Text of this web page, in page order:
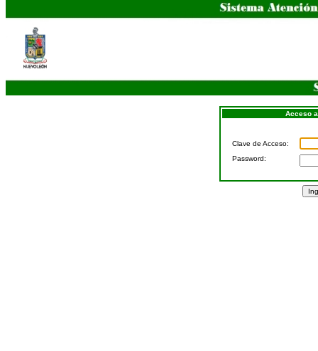
Acceso
Clave de Acceso:
Password: